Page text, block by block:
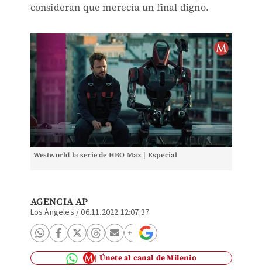
consideran que merecía un final digno.
Westworld la serie de HBO Max | Especial
AGENCIA AP
Los Ángeles /06.11.2022 12:07:37
Únete al canal de Milenio